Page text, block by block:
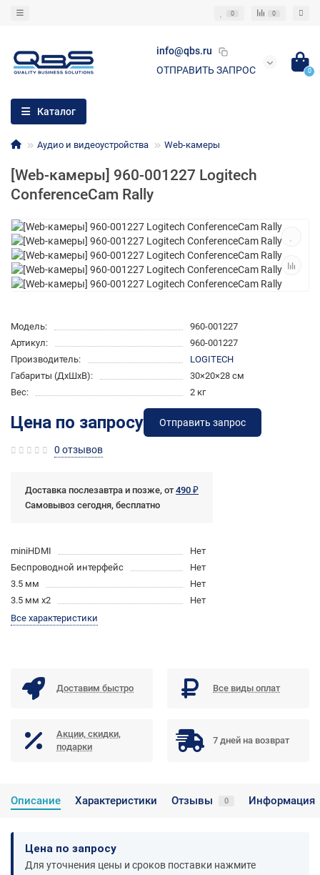
0 0
info@qbs.ru
ОТПРАВИТЬ ЗАПРОС
0
Каталог
Аудио и видеоустройства Web-камеры
[Web-камеры] 960-001227 Logitech
ConferenceCam Rally
Модель:
960-001227
Артикул:
960-001227
Производитель:
LOGITECH
Габариты (ДхШхВ):
30×20×28 см
Вес:
2 кг
Цена по запросу Отправить запрос
0 отзывов
Доставка послезавтра и позже, от490 ₽
Самовывоз сегодня, бесплатно
miniHDMI
Нет
Беспроводной интерфейс
Нет
3.5 мм
Нет
3.5 мм x2
Нет
Все характеристики
Доставим быстро Все виды оплат
Акции, скидки,
подарки
7 дней на возврат
Описание Характеристики Отзывы 0 Информация
Цена по запросу
Для уточнения цены и сроков поставки нажмите